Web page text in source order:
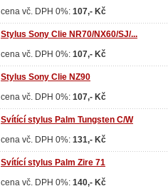
cena vč. DPH 0%: 107,- Kč
Stylus Sony Clie NR70/NX60/SJ/...
cena vč. DPH 0%: 107,- Kč
Stylus Sony Clie NZ90
cena vč. DPH 0%: 107,- Kč
Svítící stylus Palm Tungsten C/W
cena vč. DPH 0%: 131,- Kč
Svítící stylus Palm Zire 71
cena vč. DPH 0%: 140,- Kč